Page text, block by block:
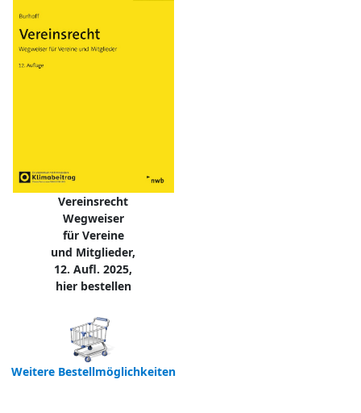
Vereinsrecht
Wegweiser
für Vereine
und Mitglieder,
12. Aufl. 2025,
hier bestellen
Weitere Bestellmöglichkeiten